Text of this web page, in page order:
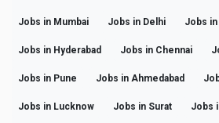
Jobs in Mumbai Jobs in Delhi Jobs in
Jobs in Hyderabad Jobs in Chennai
Jobs in Pune Jobs in Ahmedabad
Jobs in Lucknow Jobs in Surat Jobs